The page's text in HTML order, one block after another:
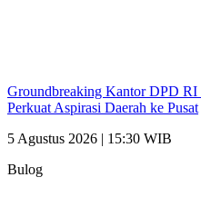
Groundbreaking Kantor DPD
Perkuat Aspirasi Daerah ke Pusat
5 Agustus 2026 | 15:30 WIB
Bulog